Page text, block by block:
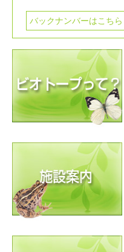
バックナンバーはこちら